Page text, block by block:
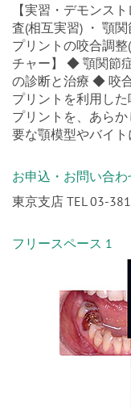
【実習・デモンス
査(相互実習) ・ 顎
プリントの咬合調
チャー】 ◆ 顎関節
の診断と治療 ◆ 咬
プリントを利用し
プリントを、あら
要な顎模型やバイト
お申込・お問い合わ
東京支店 TEL 03-
フリースペース 1